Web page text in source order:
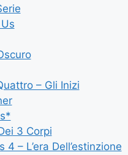
– Gli Inizi
3 Corpi
– L’era Dell’estinzione